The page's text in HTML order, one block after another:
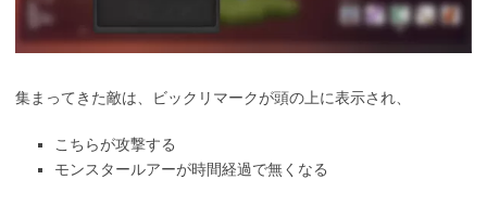
集まってきた敵は、ビックリマークが頭の上に表示され、
こちらが攻撃する
モンスタールアーが時間経過で無くなる